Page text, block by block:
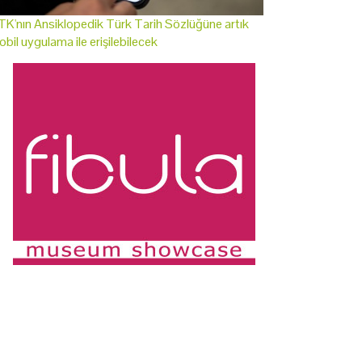
Ansiklopedik Türk Tarih Sözlüğüne artık
uygulama ile erişilebilecek